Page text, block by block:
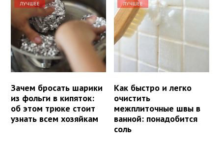
ЛУЧШЕЕ
Зачем бросать шарики
из фольги в кипяток:
об этом трюке стоит
узнать всем хозяйкам
ЛУЧШЕЕ
Как быстро и легко
очистить
межплиточные швы в
ванной: понадобится
соль